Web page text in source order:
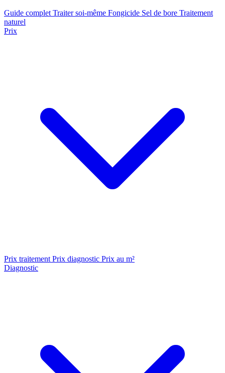
Guide complet Traiter soi-même Fongicide Sel de bore Traitement
naturel
Prix
Prix traitement Prix diagnostic Prix au m²
Diagnostic